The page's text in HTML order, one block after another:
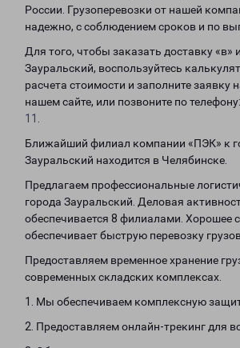
России. Грузоперевозки от нашей
надежно, с соблюдением сроков и по
Для того, чтобы заказать доставку «в»
Зауральский, воспользуйтесь
расчета стоимости и заполните заявку
нашем сайте, или позвоните по телефону:
11
Ближайший филиал компании «ПЭК» к
Зауральский находится в Челябинске.
Предлагаем профессиональные
города Зауральский. Деловая
обеспечивается 8 филиалами. Хорошее
обеспечивает быструю перевозку
Предоставляем временное хранение
современных складских комплексах.
1. Мы обеспечиваем комплексную
2. Предоставляем онлайн-трекинг для